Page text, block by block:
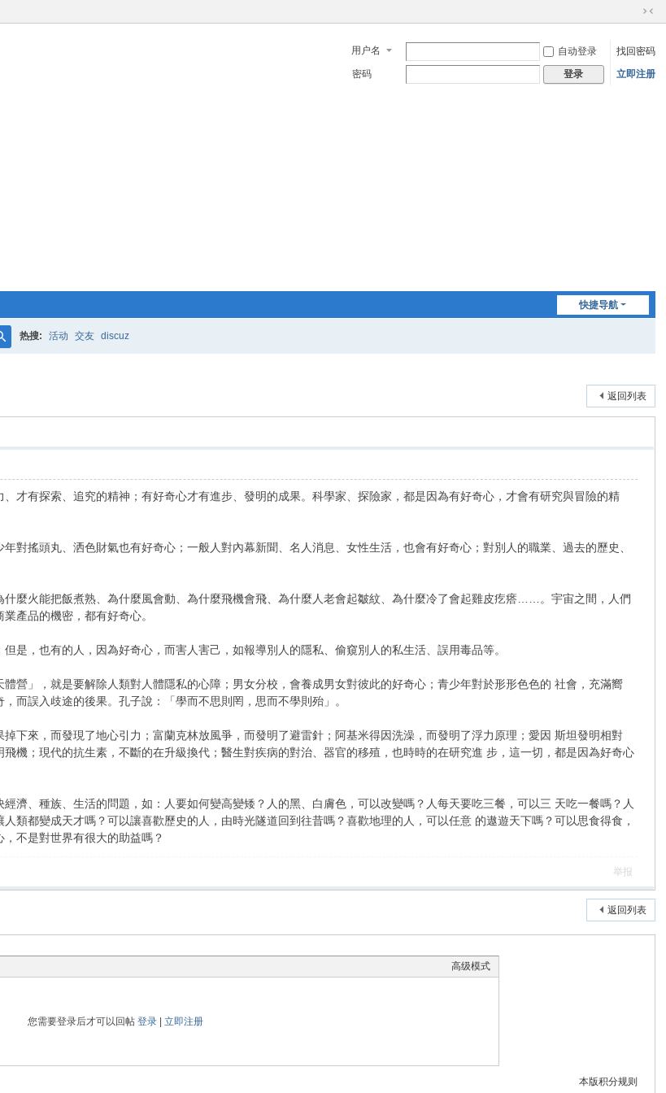
切
到
窄
用户名 自动登录
找回密码
密码
登录 立即注册
快捷导航
热搜: 活动 交友 discuz
返回列表
才有探索、追究的精神；有好奇心才有進步、發明的成果。科學家、探險家，都是因為有好奇心，才會有研究與冒險的精
搖頭丸、洒色財氣也有好奇心；一般人對內幕新聞、名人消息、女性生活，也會有好奇心；對別人的職業、過去的歷史、
火能把飯煮熟、為什麼風會動、為什麼飛機會飛、為什麼人老會起皺紋、為什麼冷了會起雞皮疙瘩……。宇宙之間，人們
產品的機密，都有好奇心。
，也有的人，因為好奇心，而害人害己，如報導別人的隱私、偷窺別人的私生活、誤用毒品等。
」，就是要解除人類對人體隱私的心障；男女分校，會養成男女對彼此的好奇心；青少年對於形形色色的 社會，充滿嚮
而誤入歧途的後果。孔子說：「學而不思則罔，思而不學則殆」。
來，而發現了地心引力；富蘭克林放風爭，而發明了避雷針；阿基米得因洗澡，而發明了浮力原理；愛因 斯坦發明相對
機；現代的抗生素，不斷的在升級換代；醫生對疾病的對治、器官的移殖，也時時的在研究進 步，這一切，都是因為好奇心
、種族、生活的問題，如：人要如何變高變矮？人的黑、白膚色，可以改變嗎？人每天要吃三餐，可以三 天吃一餐嗎？人
類都變成天才嗎？可以讓喜歡歷史的人，由時光隧道回到往昔嗎？喜歡地理的人，可以任意 的遨遊天下嗎？可以思食得食，
不是對世界有很大的助益嗎？
举报
返回列表
高级模式
您需要登录后才可以回帖登录 |立即注册
本版积分规则